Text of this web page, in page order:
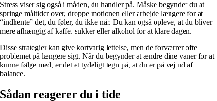
Stress viser sig også i måden, du handler på. Måske begynder du at
springe måltider over, droppe motionen eller arbejde længere for at
“indhente” det, du føler, du ikke når. Du kan også opleve, at du bliver
mere afhængig af kaffe, sukker eller alkohol for at klare dagen.
Disse strategier kan give kortvarig lettelse, men de forværrer ofte
problemet på længere sigt. Når du begynder at ændre dine vaner for at
kunne følge med, er det et tydeligt tegn på, at du er på vej ud af
balance.
Sådan reagerer du i tide